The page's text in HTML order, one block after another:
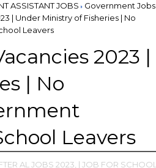
ASSISTANT JOBS
Government Jobs
| Under Ministry of Fisheries | No
Leavers
2023 |
| No
Leavers
AL JOBS 2023, | JOB FOR SCHOOL